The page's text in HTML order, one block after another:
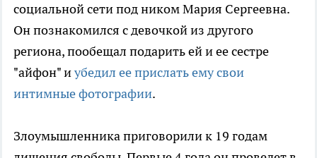
социальной сети под ником Мария Сергеевна.
Он познакомился с девочкой из другого
региона, пообещал подарить ей и ее сестре
"айфон" иубедил ее прислать ему свои
интимные фотографии.
Злоумышленника приговорили к 19 годам